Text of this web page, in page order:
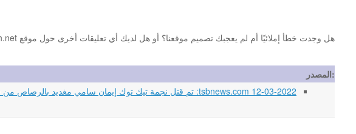
هل وجدت خطأ إملائيًا أم لم يعجبك تصميم موقعنا؟ أو هل لديك أي تعليقات أخرى حول موقع lasharaffiljareemah.net؟ يرجى إعلامنا!
المصدر:
12-03-2022 tsbnews.com: تم قتل نجمة تيك توك إيمان سامي مغديد بالرصاص من قبل شقيقها البالغ من العمر 17 عامًا لارتدائها قمم قصيرة في جريمة قتل شرفية